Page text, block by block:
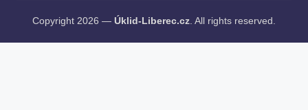
Copyright 2026 — Úklid-Liberec.cz. All rights reserved.